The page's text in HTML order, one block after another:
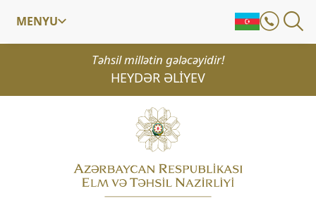
MENYU
Təhsil millətin gələcəyidir!
HEYDƏR ƏLİYEV